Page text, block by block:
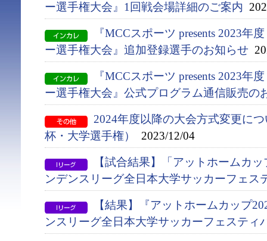
ー選手権大会』1回戦会場詳細のご案内
『MCCスポーツ presents 2023年
ー選手権大会』追加登録選手のお知らせ
『MCCスポーツ presents 2023年
ー選手権大会』公式プログラム通信販売の
2024年度以降の大会方式変更に
杯・大学選手権）
2023/12/04
【試合結果】「アットホームカ
ンデンスリーグ全日本大学サッカーフェス
【結果】『アットホームカップ
ンスリーグ全日本大学サッカーフェスティ